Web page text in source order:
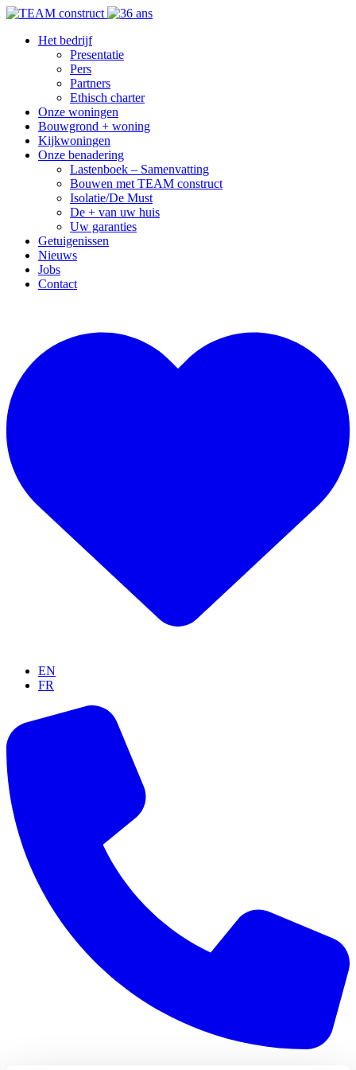
Het bedrijf
Presentatie
Pers
Partners
Ethisch charter
Onze woningen
Bouwgrond + woning
Kijkwoningen
Onze benadering
Lastenboek – Samenvatting
Bouwen met TEAM construct
Isolatie/De Must
De + van uw huis
Uw garanties
Getuigenissen
Nieuws
Jobs
Contact
EN
FR